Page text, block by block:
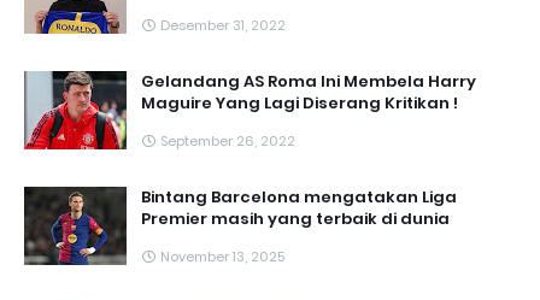
Desember 31, 2022
Gelandang AS Roma Ini Membela Harry
Maguire Yang Lagi Diserang Kritikan !
September 26, 2022
Bintang Barcelona mengatakan Liga
Premier masih yang terbaik di dunia
November 13, 2025